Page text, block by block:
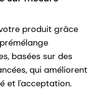
produit grâce
basées sur des
qui améliorent
et l'acceptation.